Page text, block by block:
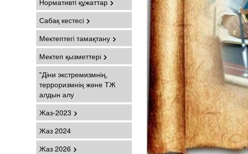
Нормативті құжаттар
Сабақ кестесі
Мектептегі тамақтану
Мектеп қызметтері
"Діни экстремизмнің,
терроризмнің және ТЖ
алдын алу
Жаз-2023
Жаз 2024
Жаз 2026